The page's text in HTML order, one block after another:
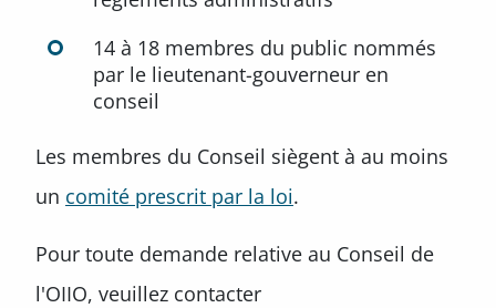
14 à 18 membres du public nommés
par le lieutenant-gouverneur en
conseil
Les membres du Conseil siègent à au moins
un comité prescrit par la loi.
Pour toute demande relative au Conseil de
l'OIIO, veuillez contacter